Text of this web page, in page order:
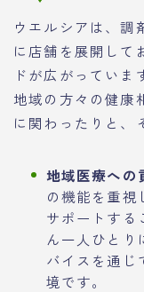
ウエルシアは、調
に店舗を展開して
ドが広がっていま
地域の方々の健康
に関わったりと、
地域医療への
の機能を重視
サポートする
ん一人ひとり
バイスを通じ
境です。